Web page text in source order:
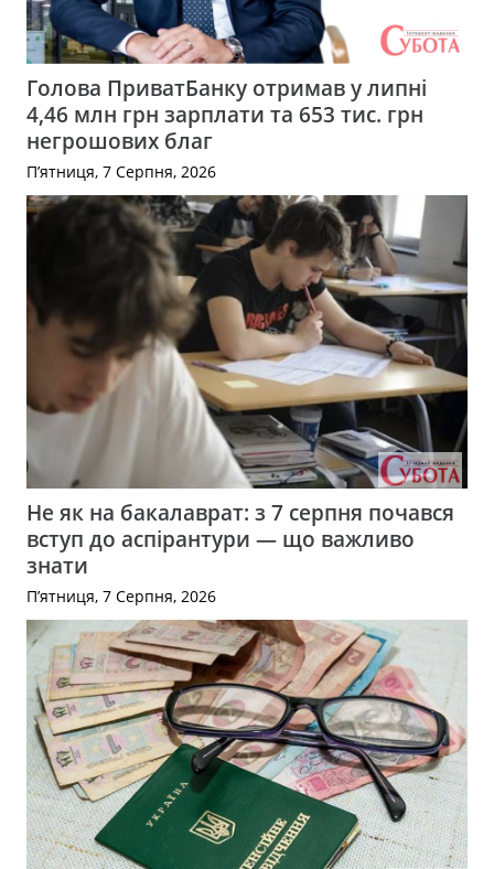
Голова ПриватБанку отримав у липні
4,46 млн грн зарплати та 653 тис. грн
негрошових благ
П’ятниця, 7 Серпня, 2026
Не як на бакалаврат: з 7 серпня почався
вступ до аспірантури — що важливо
знати
П’ятниця, 7 Серпня, 2026